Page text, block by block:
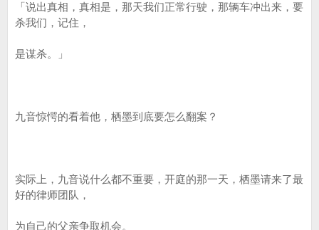
「说出真相，真相是，那天我们正常行驶，那辆车冲出来，要
杀我们，记住，
是谋杀。」
九音惊愕的看着他，栖墨到底要怎么翻案？
实际上，九音说什么都不重要，开庭的那一天，栖墨请来了最
好的律师团队，
为自己的父亲争取机会。